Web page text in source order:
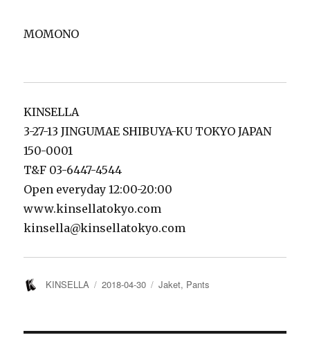
MOMONO
KINSELLA
3-27-13 JINGUMAE SHIBUYA-KU TOKYO JAPAN
150-0001
T&F 03-6447-4544
Open everyday 12:00-20:00
www.kinsellatokyo.com
kinsella@kinsellatokyo.com
投
KINSELLA
投
2018-04-30
カ
Jaket, Pants